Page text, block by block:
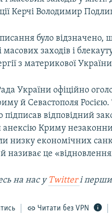
Керчі Володимир
було
масових заходів і
з материкової
України офіційно
й Севастополя
відповідний
Криму
низку економічних
й називає це
на наc у Twitterі
Читати без VPN